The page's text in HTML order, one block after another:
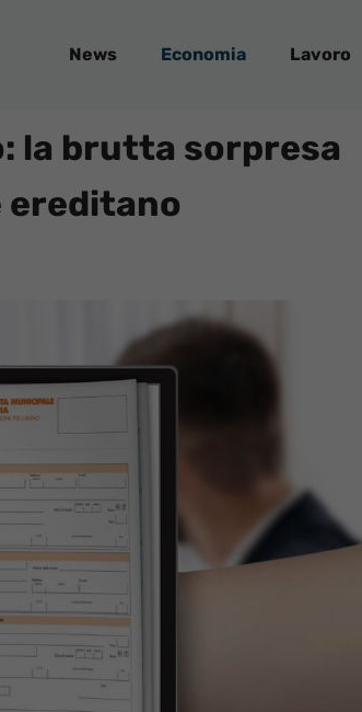
News Economia Lavoro
la brutta sorpresa
ereditano